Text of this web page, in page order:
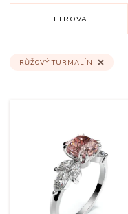
FILTROVAT
RŮŽOVÝ TURMALÍN